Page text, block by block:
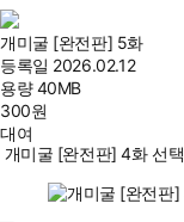
개미굴 [완전판] 5화
등록일 2026.02.12
용량40MB
300원
대여
개미굴 [완전판] 4화 선택